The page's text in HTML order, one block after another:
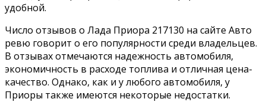
удобной.
Число отзывов о Лада Приора 217130 на сайте Авто
ревю говорит о его популярности среди владельцев.
В отзывах отмечаются надежность автомобиля,
экономичность в расходе топлива и отличная цена-
качество. Однако, как и у любого автомобиля, у
Приоры также имеются некоторые недостатки.